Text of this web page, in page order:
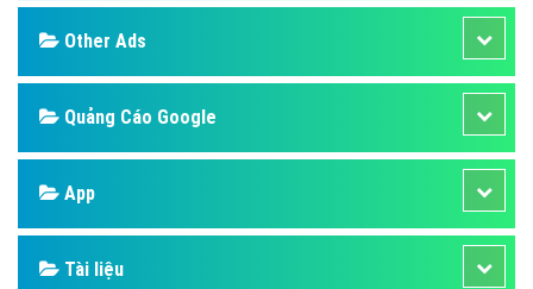
Other Ads
Quảng Cáo Google
App
Tài liệu